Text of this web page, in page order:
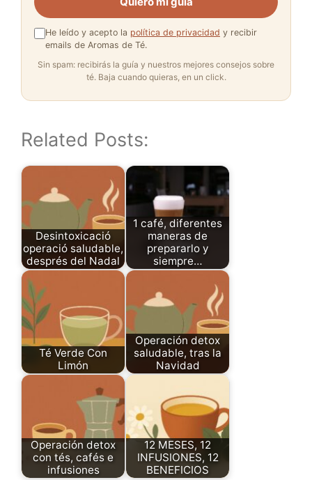
He leído y acepto la política de privacidad y recibir
emails de Aromas de Té.
Sin spam: recibirás la guía y nuestros mejores consejos sobre
té. Baja cuando quieras, en un click.
Related Posts:
Desintoxicació
operació saludable,
després del Nadal
1 café, diferentes
maneras de
prepararlo y
siempre…
Té Verde Con
Limón
Operación detox
saludable, tras la
Navidad
Operación detox
con tés, cafés e
infusiones
12 MESES, 12
INFUSIONES, 12
BENEFICIOS